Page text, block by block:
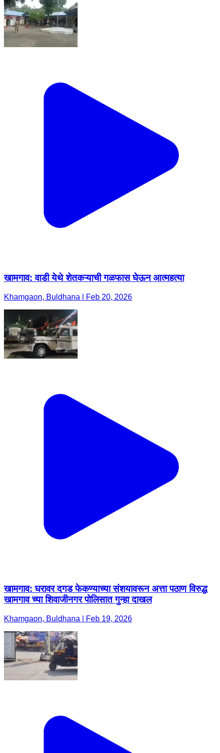
खामगाव: वाडी येथे शेतकऱ्याची गळफास घेऊन आत्महत्या
Khamgaon, Buldhana | Feb 20, 2026
खामगाव: घरावर दगड फेकण्याच्या संशयावरून अत्ता पठाण विरुद्ध
खामगाव च्या शिवाजीनगर पोलिसात गुन्हा दाखल
Khamgaon, Buldhana | Feb 19, 2026